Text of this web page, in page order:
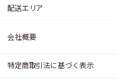
配送エリア
会社概要
特定商取引法に基づく表示